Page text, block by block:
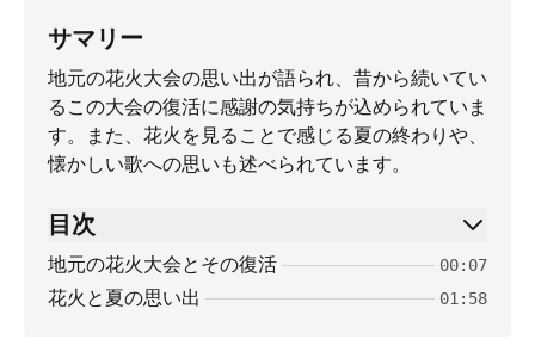
サマリー
地元の花火大会の思い出が語られ、昔から続いてい
るこの大会の復活に感謝の気持ちが込められていま
す。また、花火を見ることで感じる夏の終わりや、
懐かしい歌への思いも述べられています。
目次
地元の花火大会とその復活 00:07
花火と夏の思い出 01:58